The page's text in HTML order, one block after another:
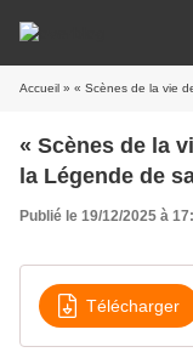
Accueil » « Scènes de la vie
« Scènes de la
la Légende de
Publié le 19/12/2025 à
Télécharger